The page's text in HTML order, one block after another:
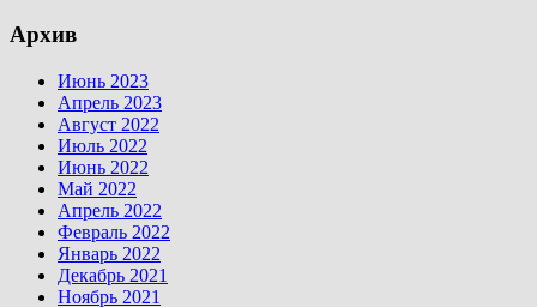
Архив
Июнь 2023
Апрель 2023
Август 2022
Июль 2022
Июнь 2022
Май 2022
Апрель 2022
Февраль 2022
Январь 2022
Декабрь 2021
Ноябрь 2021